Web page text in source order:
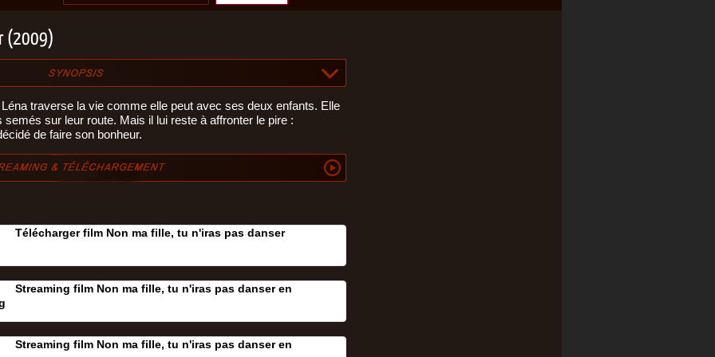
(2009)
Léna traverse la vie comme elle peut avec ses deux enfants. Elle
sur leur route. Mais il lui reste à affronter le pire :
de faire son bonheur.
Télécharger film Non ma fille, tu n'iras pas danser
Streaming film Non ma fille, tu n'iras pas danser en
Streaming film Non ma fille, tu n'iras pas danser en